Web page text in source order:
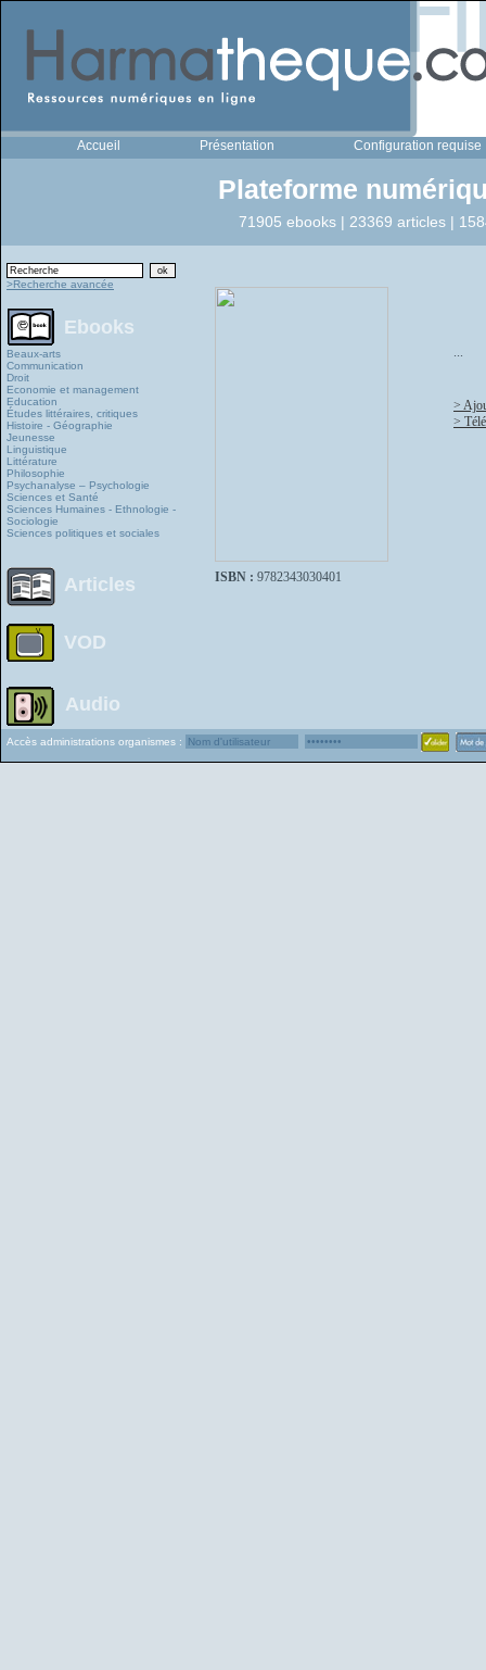
Accueil Présentation Configuration requise
Plateforme
71905 ebooks | 23369 articles |
>Recherche avancée
Ebooks
Beaux-arts
Communication
Droit
Economie et management
Education
Études littéraires, critiques
Histoire - Géographie
Jeunesse
Linguistique
Littérature
Philosophie
Psychanalyse – Psychologie
Sciences et Santé
Sciences Humaines - Ethnologie -
Sociologie
Sciences politiques et sociales
Articles
VOD
Audio
ISBN : 9782343030401
...
>
>
Accès administrations organismes :